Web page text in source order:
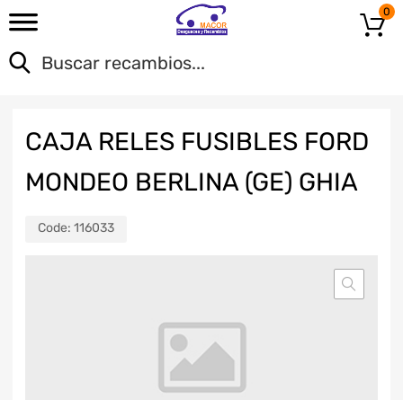
0
CAJA RELES FUSIBLES FORD
MONDEO BERLINA (GE) GHIA
Code: 116033